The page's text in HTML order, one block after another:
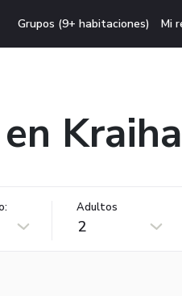
Grupos (9+ habitaciones) Mi
Adultos
2